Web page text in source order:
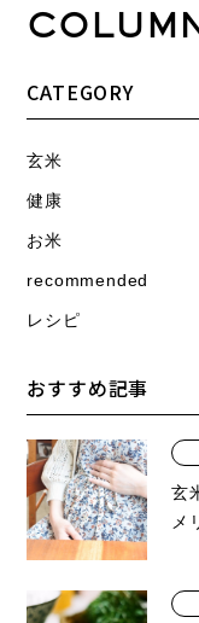
CATEGORY
玄米
健康
お米
recommended
レシピ
おすすめ記事
玄
メ